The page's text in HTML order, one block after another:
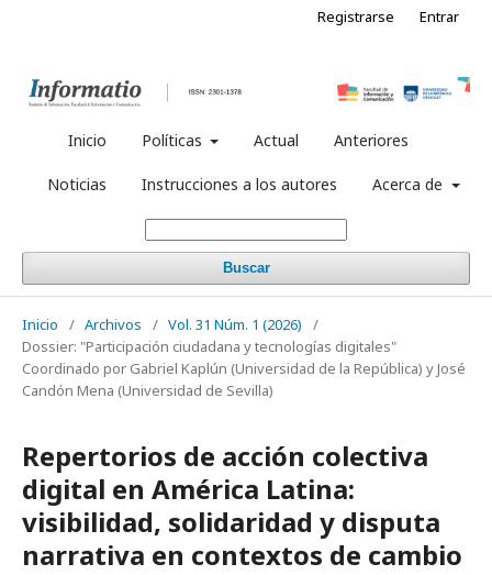
Inicio Políticas Actual Anteriores
Noticias Instrucciones a los autores Acerca de
Buscar
Registrarse Entrar
Inicio / Archivos / Vol. 31 Núm. 1 (2026)
/
Dossier: "Participación ciudadana y tecnologías digitales"
Coordinado por Gabriel Kaplún (Universidad de la República) y José
Candón Mena (Universidad de Sevilla)
Repertorios de acción colectiva
digital en América Latina:
visibilidad, solidaridad y disputa
narrativa en contextos de cambio